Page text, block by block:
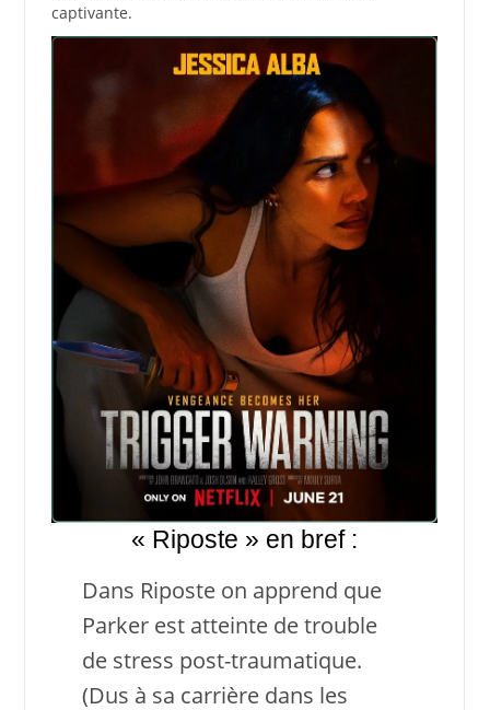
captivante.
« Riposte » en bref :
Dans Riposte on apprend que
Parker est atteinte de trouble
de stress post-traumatique.
(Dus à sa carrière dans les